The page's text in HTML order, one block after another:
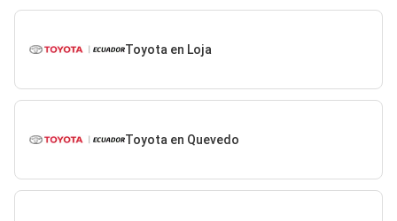
Toyota en Loja
Toyota en Quevedo